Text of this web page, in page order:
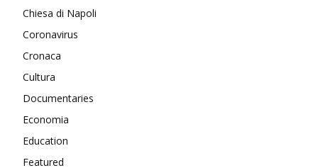
Chiesa di Napoli
Coronavirus
Cronaca
Cultura
Documentaries
Economia
Education
Featured